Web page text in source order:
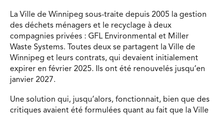
La Ville de Winnipeg sous-traite depuis 2005 la gestion
des déchets ménagers et le recyclage à deux
compagnies privées : GFL Environmental et Miller
Waste Systems. Toutes deux se partagent la Ville de
Winnipeg et leurs contrats, qui devaient initialement
expirer en février 2025. Ils ont été renouvelés jusqu’en
janvier 2027.
Une solution qui, jusqu’alors, fonctionnait, bien que des
critiques avaient été formulées quant au fait que la Ville